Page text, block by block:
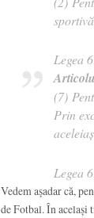
Legea
(7)
Prin
Legea
Vedem așadar că,
de Fotbal. În același